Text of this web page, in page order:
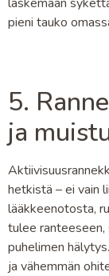
pieni tauko
5.
ja
hetkistä – ei vain
lääkkeenotosta,
tulee ranteeseen,
puhelimen
ja vähemmän